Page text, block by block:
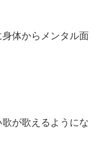
体からメンタル面
が歌えるようにな